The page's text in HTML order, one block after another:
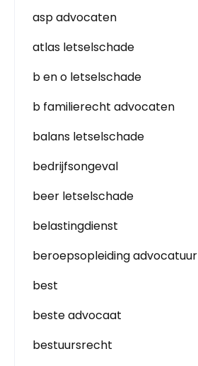
asp advocaten
atlas letselschade
b en o letselschade
b familierecht advocaten
balans letselschade
bedrijfsongeval
beer letselschade
belastingdienst
beroepsopleiding advocatuur
best
beste advocaat
bestuursrecht